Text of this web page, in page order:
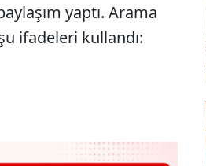
yaptı. Arama
ifadeleri kullandı: